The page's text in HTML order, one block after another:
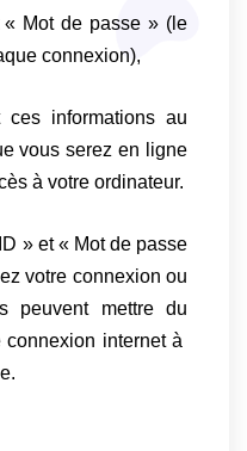
Mot de passe » (le
connexion),
ces informations au
vous serez en ligne
à votre ordinateur.
» et « Mot de passe
votre connexion ou
peuvent mettre du
internet à